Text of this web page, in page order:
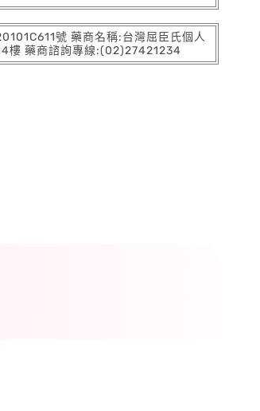
號 藥商名稱:台灣屈臣氏個人
樓 藥商諮詢專線:(02)27421234